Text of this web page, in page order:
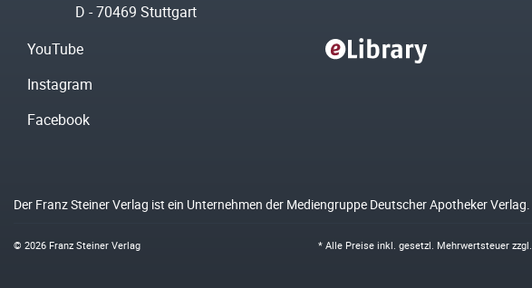
D - 70469 Stuttgart
YouTube
Instagram
Facebook
Der Franz Steiner Verlag ist ein Unternehmen der Mediengruppe Deutscher Apotheker Verlag.
* Alle Preise inkl. gesetzl. Mehrwertsteuer zzgl.
© 2026 Franz Steiner Verlag